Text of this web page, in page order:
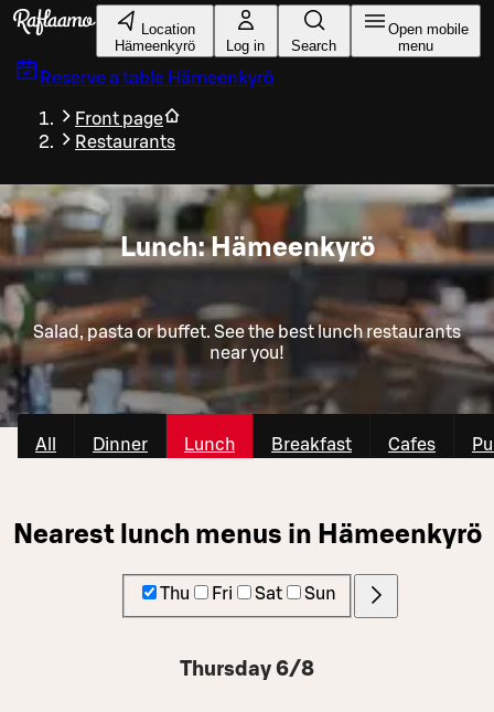
Skip to main content
Location
Hämeenkyrö
Log in Search
Open mobile
menu
Reserve a table Hämeenkyrö
Front page
Restaurants
Lunch: Hämeenkyrö
Salad, pasta or buffet. See the best lunch restaurants
near you!
All Dinner Lunch Breakfast Cafes
Nearest lunch menus in Hämeenkyrö
Thu Fri Sat Sun
Thursday 6/8